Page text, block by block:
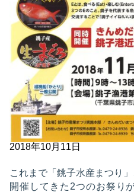
2018年10月11日
これまで「銚子水産まつり
開催してきた2つのお祭り